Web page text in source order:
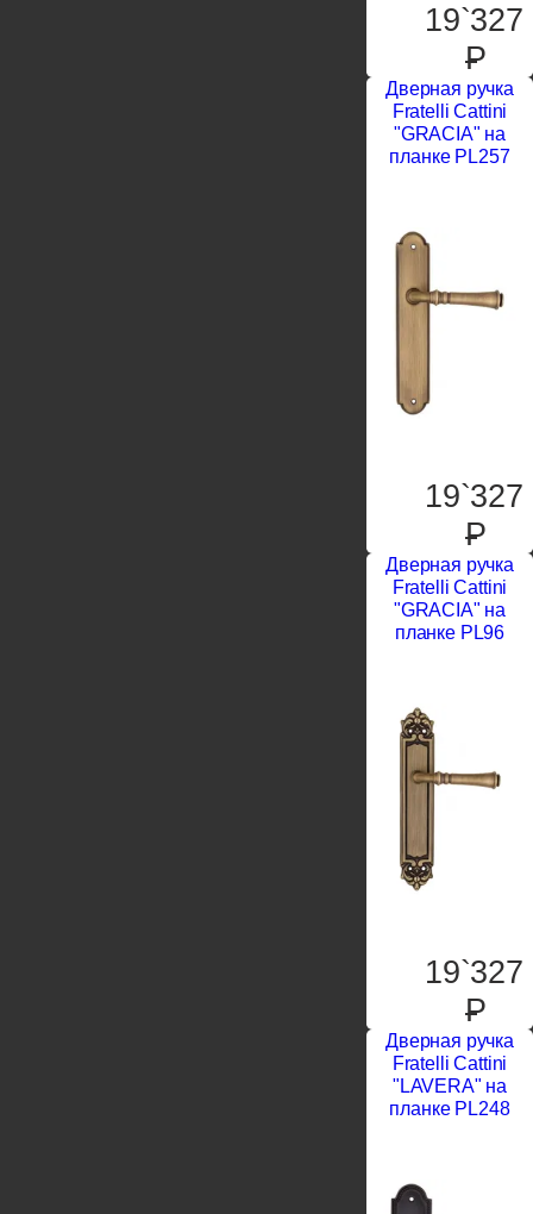
19`327
P
Дверная ручка
Fratelli Cattini
"GRACIA" на
планке PL257
19`327
P
Дверная ручка
Fratelli Cattini
"GRACIA" на
планке PL96
19`327
P
Дверная ручка
Fratelli Cattini
"LAVERA" на
планке PL248